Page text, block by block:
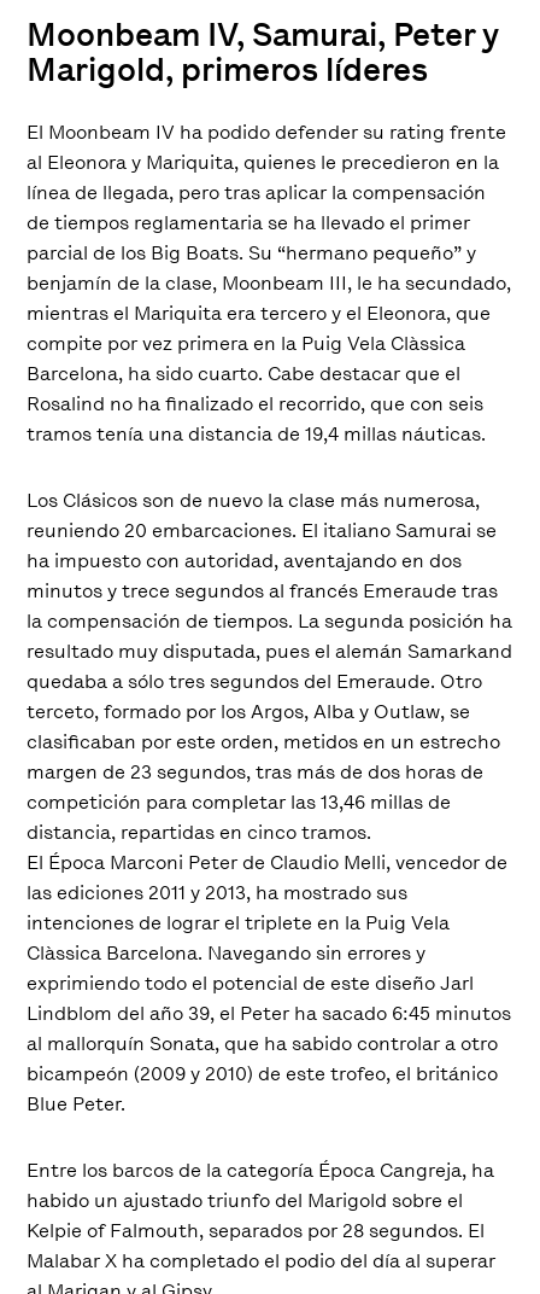
Moonbeam IV, Samurai, Peter y
Marigold, primeros líderes
El Moonbeam IV ha podido defender su rating frente
al Eleonora y Mariquita, quienes le precedieron en la
línea de llegada, pero tras aplicar la compensación
de tiempos reglamentaria se ha llevado el primer
parcial de los Big Boats. Su “hermano pequeño” y
benjamín de la clase, Moonbeam III, le ha secundado,
mientras el Mariquita era tercero y el Eleonora, que
compite por vez primera en la Puig Vela Clàssica
Barcelona, ha sido cuarto. Cabe destacar que el
Rosalind no ha finalizado el recorrido, que con seis
tramos tenía una distancia de 19,4 millas náuticas.
Los Clásicos son de nuevo la clase más numerosa,
reuniendo 20 embarcaciones. El italiano Samurai se
ha impuesto con autoridad, aventajando en dos
minutos y trece segundos al francés Emeraude tras
la compensación de tiempos. La segunda posición ha
resultado muy disputada, pues el alemán Samarkand
quedaba a sólo tres segundos del Emeraude. Otro
terceto, formado por los Argos, Alba y Outlaw, se
clasificaban por este orden, metidos en un estrecho
margen de 23 segundos, tras más de dos horas de
competición para completar las 13,46 millas de
distancia, repartidas en cinco tramos.
El Época Marconi Peter de Claudio Melli, vencedor de
las ediciones 2011 y 2013, ha mostrado sus
intenciones de lograr el triplete en la Puig Vela
Clàssica Barcelona. Navegando sin errores y
exprimiendo todo el potencial de este diseño Jarl
Lindblom del año 39, el Peter ha sacado 6:45 minutos
al mallorquín Sonata, que ha sabido controlar a otro
bicampeón (2009 y 2010) de este trofeo, el británico
Blue Peter.
Entre los barcos de la categoría Época Cangreja, ha
habido un ajustado triunfo del Marigold sobre el
Kelpie of Falmouth, separados por 28 segundos. El
Malabar X ha completado el podio del día al superar